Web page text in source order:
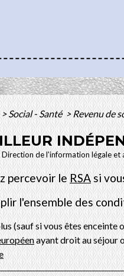
> Social - Santé > Revenu de
de l'information légale
percevoir leRSAsi
l'ensemble des
(sauf si vous êtes enceinte
ayant droit au séjour